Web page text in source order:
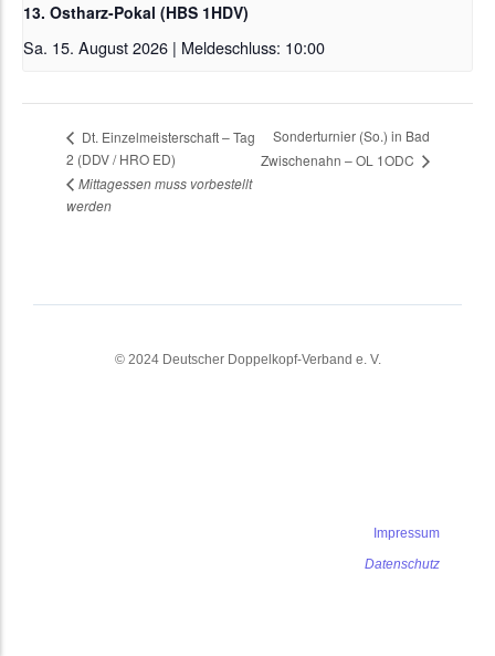
13. Ostharz-Pokal (HBS 1HDV)
Sa. 15. August 2026 | Meldeschluss: 10:00
Dt. Einzelmeisterschaft – Tag
2 (DDV / HRO ED)
Mittagessen muss vorbestellt
werden
Sonderturnier (So.) in Bad
Zwischenahn – OL 1ODC
© 2024 Deutscher Doppelkopf-Verband e. V.
Impressum
Datenschutz